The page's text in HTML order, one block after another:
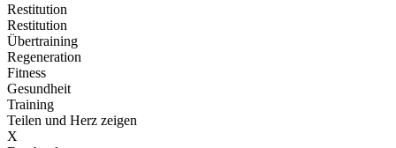
Restitution
Restitution
Übertraining
Regeneration
Fitness
Gesundheit
Training
Teilen und Herz zeigen
X